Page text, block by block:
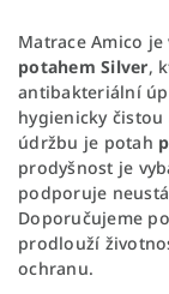
Matrace Amico je
potahem Silver,
antibakteriální
hygienicky čistou
údržbu je potah
prodyšnost je
podporuje
Doporučujeme
prodlouží
ochranu.